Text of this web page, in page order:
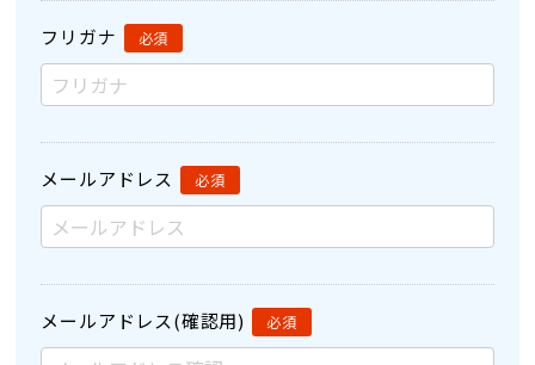
フリガナ
メールアドレス
メールアドレス(確認用)